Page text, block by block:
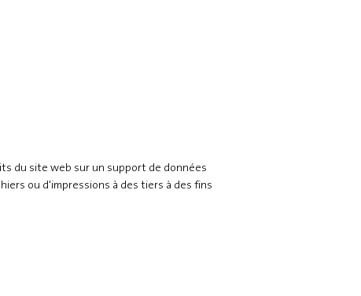
du site web sur un support de données
ou d'impressions à des tiers à des fins